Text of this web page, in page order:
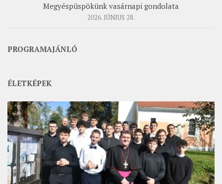
Megyéspüspökünk vasárnapi gondolata
2026. JÚNIUS 28.
PROGRAMAJÁNLÓ
ÉLETKÉPEK